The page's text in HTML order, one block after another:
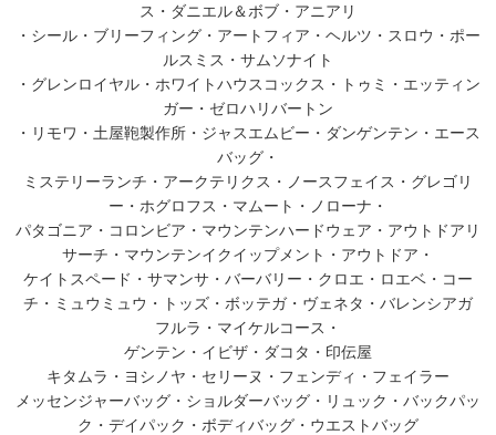
ス・ダニエル＆ボブ・アニアリ
・シール・ブリーフィング・アートフィア・ヘルツ・スロウ・ポー
ルスミス・サムソナイト
・グレンロイヤル・ホワイトハウスコックス・トゥミ・エッティン
ガー・ゼロハリバートン
・リモワ・土屋鞄製作所・ジャスエムビー・ダンゲンテン・エース
バッグ・
ミステリーランチ・アークテリクス・ノースフェイス・グレゴリ
ー・ホグロフス・マムート・ノローナ・
パタゴニア・コロンビア・マウンテンハードウェア・アウトドアリ
サーチ・マウンテンイクイップメント・アウトドア・
ケイトスペード・サマンサ・バーバリー・クロエ・ロエベ・コー
チ・ミュウミュウ・トッズ・ボッテガ・ヴェネタ・バレンシアガ
フルラ・マイケルコース・
ゲンテン・イビザ・ダコタ・印伝屋
キタムラ・ヨシノヤ・セリーヌ・フェンディ・フェイラー
メッセンジャーバッグ・ショルダーバッグ・リュック・バックパッ
ク・デイパック・ボディバッグ・ウエストバッグ